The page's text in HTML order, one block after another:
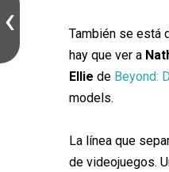
También se está
hay que ver a
Ellie de Beyond:
models.
La línea que
de videojuegos.